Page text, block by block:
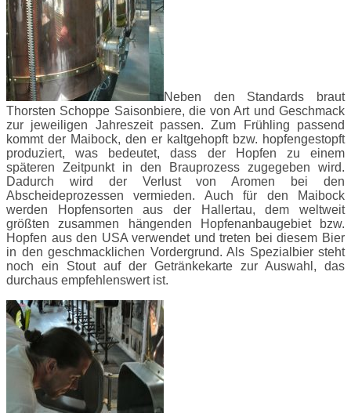
Neben den Standards braut
Thorsten Schoppe Saisonbiere, die von Art und Geschmack
zur jeweiligen Jahreszeit passen. Zum Frühling passend
kommt der Maibock, den er kaltgehopft bzw. hopfengestopft
produziert, was bedeutet, dass der Hopfen zu einem
späteren Zeitpunkt in den Brauprozess zugegeben wird.
Dadurch wird der Verlust von Aromen bei den
Abscheideprozessen vermieden. Auch für den Maibock
werden Hopfensorten aus der Hallertau, dem weltweit
größten zusammen hängenden Hopfenanbaugebiet bzw.
Hopfen aus den USA verwendet und treten bei diesem Bier
in den geschmacklichen Vordergrund. Als Spezialbier steht
noch ein Stout auf der Getränkekarte zur Auswahl, das
durchaus empfehlenswert ist.